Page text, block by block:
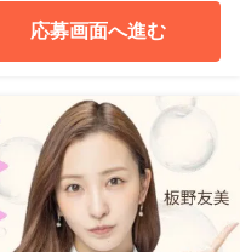
応募画面へ進む